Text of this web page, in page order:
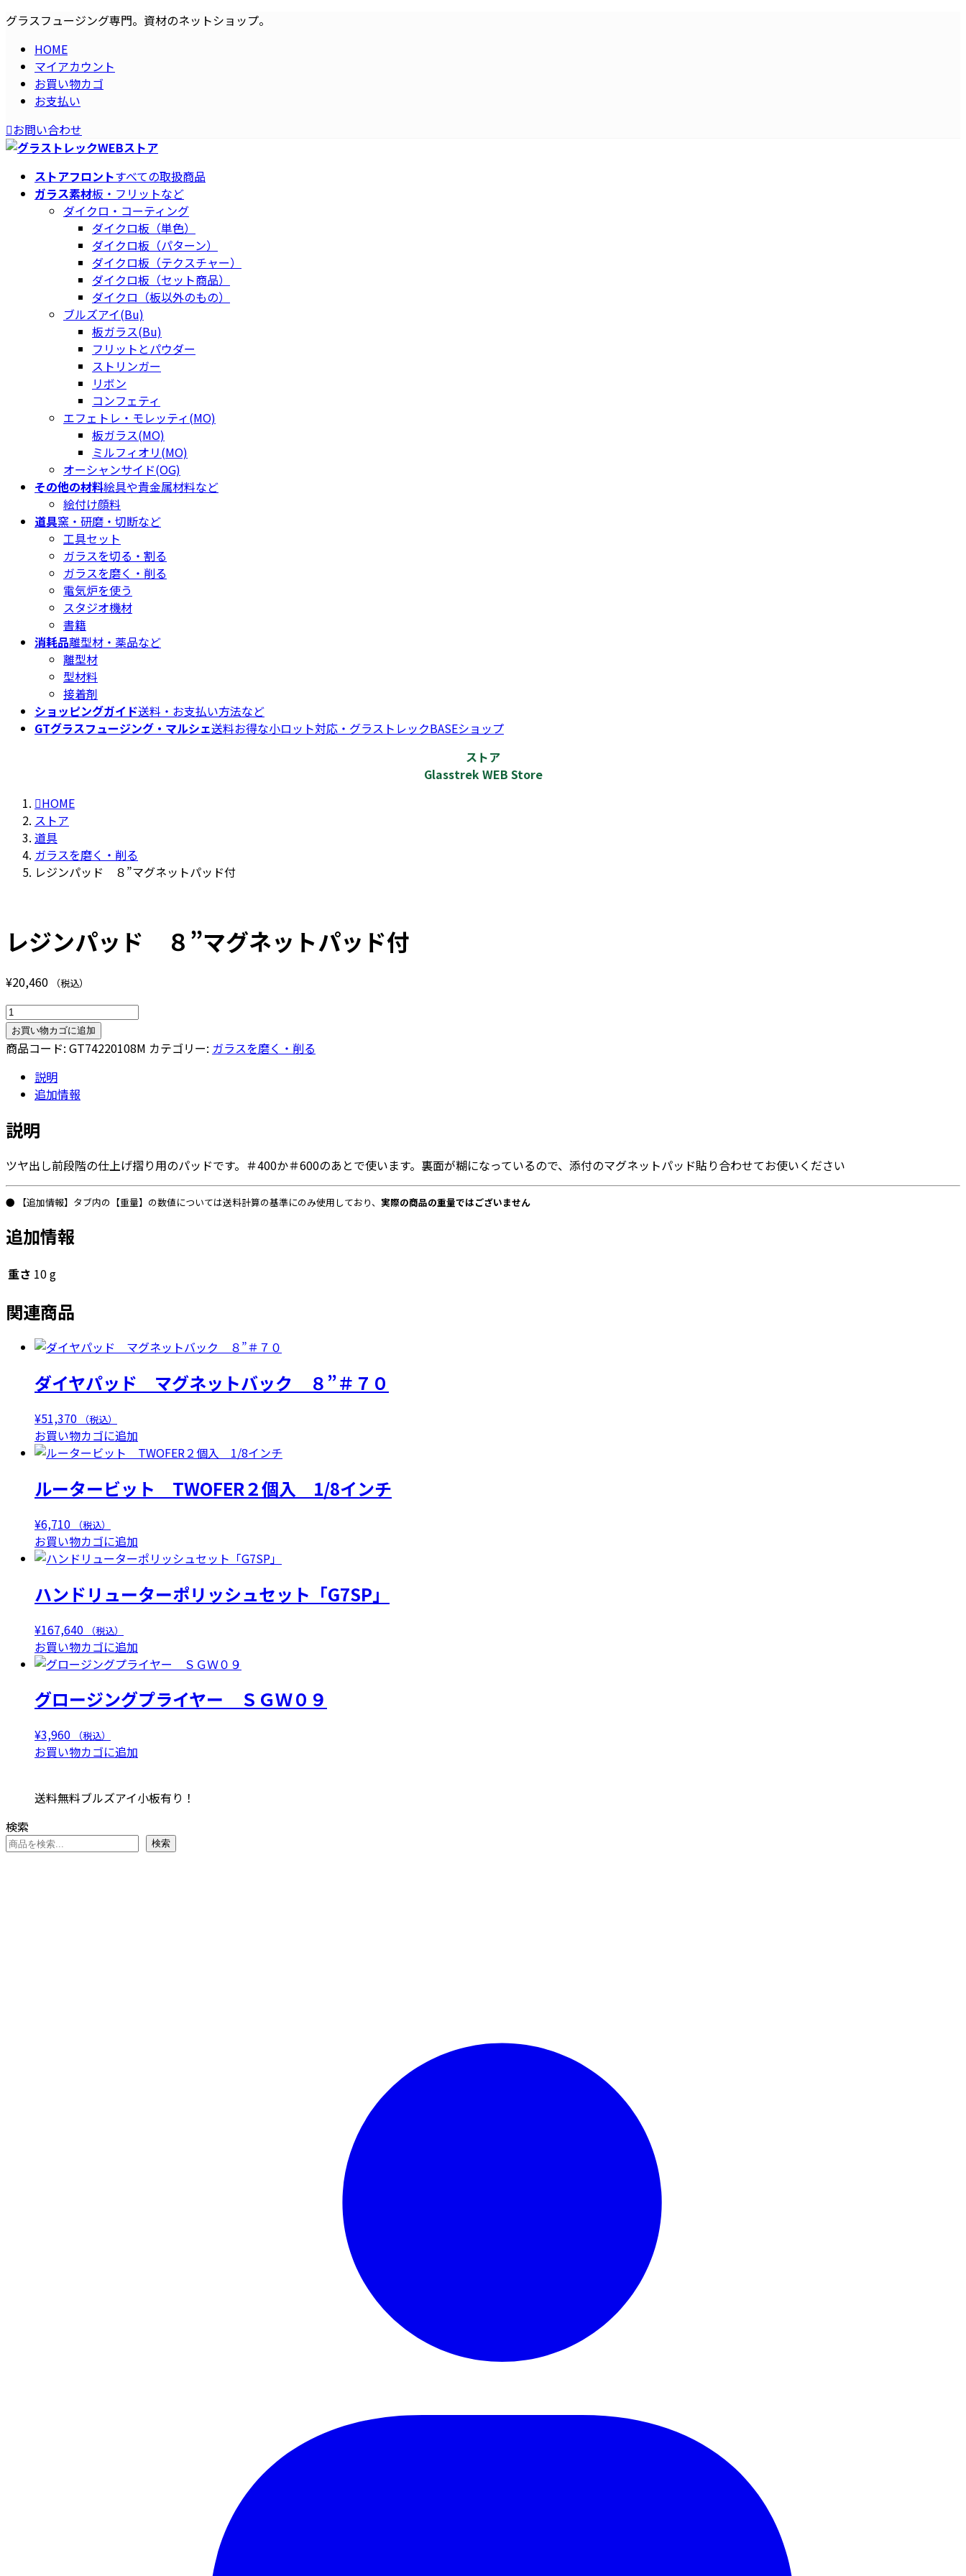
コ
ス
キ
ナ
ン
に
グラスフュージング専門。資材のネットショップ。
HOME
マイアカウント
お買い物カゴ
お支払い
お問い合わせ
ストアフロントすべての取扱商品
ガラス素材板・フリットなど
ダイクロ・コーティング
ダイクロ板（単色）
ダイクロ板（パターン）
ダイクロ板（テクスチャー）
ダイクロ板（セット商品）
ダイクロ（板以外のもの）
ブルズアイ(Bu)
板ガラス(Bu)
フリットとパウダー
ストリンガー
リボン
コンフェティ
エフェトレ・モレッティ(MO)
板ガラス(MO)
ミルフィオリ(MO)
オーシャンサイド(OG)
その他の材料絵具や貴金属材料など
絵付け顔料
道具窯・研磨・切断など
工具セット
ガラスを切る・割る
ガラスを磨く・削る
電気炉を使う
スタジオ機材
書籍
消耗品離型材・薬品など
離型材
型材料
接着剤
ショッピングガイド送料・お支払い方法など
GTグラスフュージング・マルシェ送料お得な小ロット対応・グラストレックBASEショップ
ストア
Glasstrek WEB Store
HOME
ストア
道具
ガラスを磨く・削る
レジンパッド ８”マグネットパッド付
レジンパッド ８”マグネットパッド付
¥20,460 （税込）
レ
ジ
ン
ド
グ
ッ
ト
パ
ド
個
お買い物カゴに追加
商品コード: GT74220108M カテゴリー: ガラスを磨く・削る
説明
追加情報
説明
ツヤ出し前段階の仕上げ摺り用のパッドです。＃400か＃600のあとで使います。裏面が糊になっているので、添付のマグネットパッド貼り合わせてお使いください
● 【追加情報】タブ内の【重量】の数値については送料計算の基準にのみ使用しており、 実際の商品の重量ではございません
追加情報
重さ 10 g
関連商品
ダイヤパッド マグネットバック ８”＃７０
¥51,370 （税込）
お買い物カゴに追加
ルータービット TWOFER２個入 1/8インチ
¥6,710 （税込）
お買い物カゴに追加
ハンドリューターポリッシュセット「G7SP」
¥167,640 （税込）
お買い物カゴに追加
グロージングプライヤー ＳＧＷ０９
¥3,960 （税込）
お買い物カゴに追加
送料無料ブルズアイ小板有り！
検索
検索